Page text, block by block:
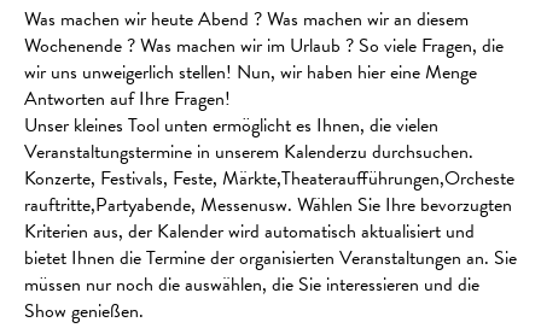
Was machen wir heute Abend ? Was machen wir an diesem
Wochenende ? Was machen wir im Urlaub ? So viele Fragen, die
wir uns unweigerlich stellen! Nun, wir haben hier eine Menge
Antworten auf Ihre Fragen!
Unser kleines Tool unten ermöglicht es Ihnen, die vielen
Veranstaltungstermine in unserem Kalenderzu durchsuchen.
Konzerte, Festivals, Feste, Märkte,Theateraufführungen,Orcheste
rauftritte,Partyabende, Messenusw. Wählen Sie Ihre bevorzugten
Kriterien aus, der Kalender wird automatisch aktualisiert und
bietet Ihnen die Termine der organisierten Veranstaltungen an. Sie
müssen nur noch die auswählen, die Sie interessieren und die
Show genießen.